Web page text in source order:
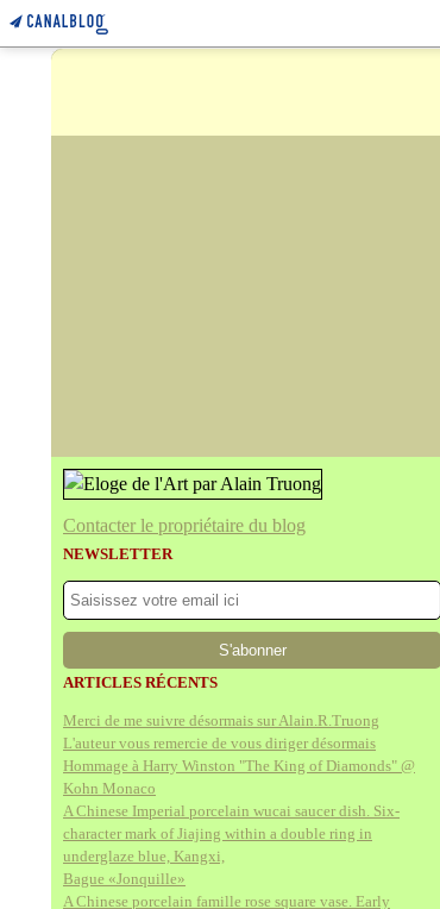
Contacter le propriétaire du blog
NEWSLETTER
ARTICLES RÉCENTS
Merci de me suivre désormais sur Alain.R.Truong
L'auteur vous remercie de vous diriger désormais
Hommage à Harry Winston "The King of Diamonds" @
Kohn Monaco
A Chinese Imperial porcelain wucai saucer dish. Six-
character mark of Jiajing within a double ring in
underglaze blue, Kangxi,
Bague «Jonquille»
A Chinese porcelain famille rose square vase. Early